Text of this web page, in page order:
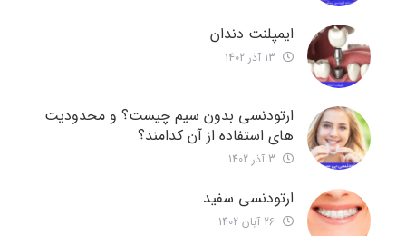
ایمپلنت دندان
ارتودنسی بدون سیم چیست؟ و محدودیت
های استفاده از آن کدامند؟
ارتودنسی سفید